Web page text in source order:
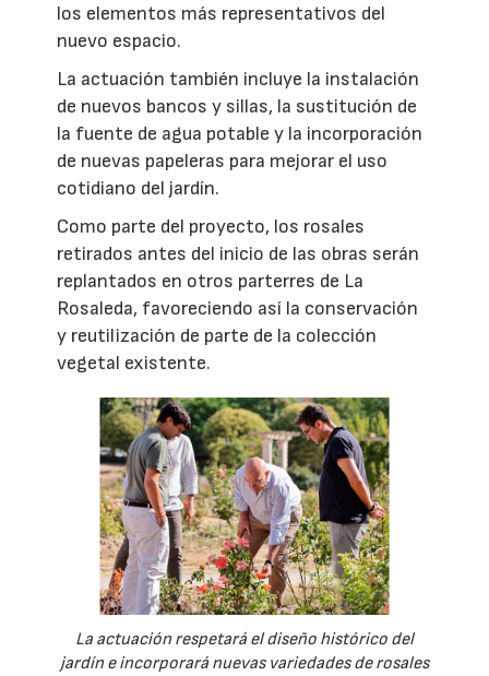
los elementos más representativos del
nuevo espacio.
La actuación también incluye la instalación
de nuevos bancos y sillas, la sustitución de
la fuente de agua potable y la incorporación
de nuevas papeleras para mejorar el uso
cotidiano del jardín.
Como parte del proyecto, los rosales
retirados antes del inicio de las obras serán
replantados en otros parterres de La
Rosaleda, favoreciendo así la conservación
y reutilización de parte de la colección
vegetal existente.
La actuación respetará el diseño histórico del
jardín e incorporará nuevas variedades de rosales